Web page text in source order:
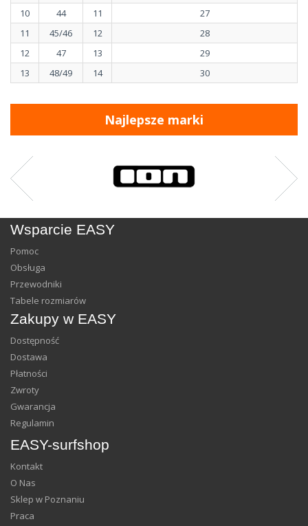
10
44 11
27
11
45/46 12
28
12
47 13
29
13
48/49 14 30
Najlepsze marki
Wsparcie EASY
Pomoc
Obsługa
Przewodniki
Tabele rozmiarów
Zakupy w EASY
Dostępność
Dostawa
Płatności
Zwroty
Gwarancja
Regulamin
EASY-surfshop
Kontakt
O Nas
Sklep w Poznaniu
Praca